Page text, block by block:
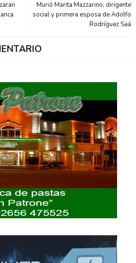
Murió Marita Mazzarino, dirigente
social y primera esposa de Adolfo
Rodríguez Saá